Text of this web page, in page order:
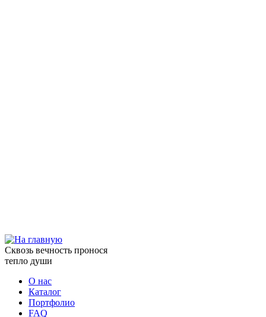
Сквозь вечность пронося
тепло души
О нас
Каталог
Портфолио
FAQ